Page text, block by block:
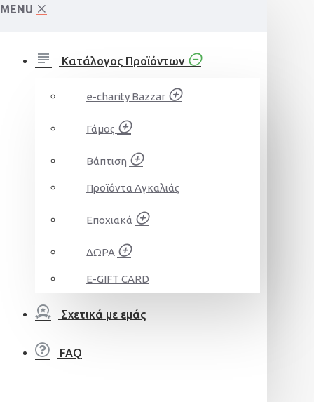
MENU
Κατάλογος Προϊόντων
e-charity Bazzar
Γάμος
Βάπτιση
Προϊόντα Αγκαλιάς
Εποχιακά
ΔΩΡΑ
E-GIFT CARD
Σχετικά με εμάς
FAQ